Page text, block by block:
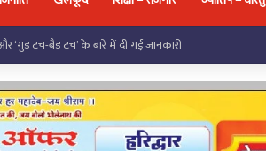
शिक्षा के लिए किया प्रेरित